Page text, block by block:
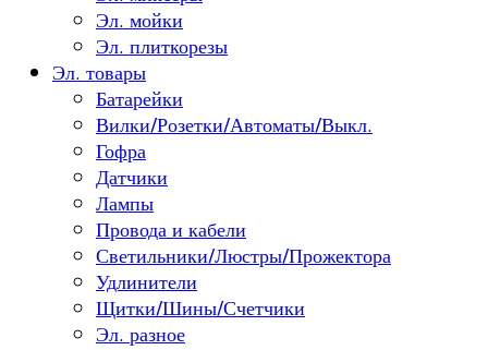
Эл. мойки
Эл. плиткорезы
Эл. товары
Батарейки
Вилки/Розетки/Автоматы/Выкл.
Гофра
Датчики
Лампы
Провода и кабели
Светильники/Люстры/Прожектора
Удлинители
Щитки/Шины/Счетчики
Эл. разное